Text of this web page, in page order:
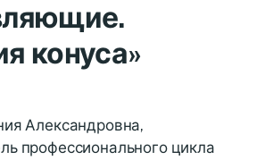
конуса»
Александровна,
профессионального цикла